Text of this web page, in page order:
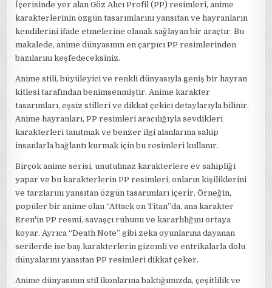
İçerisinde yer alan Göz Alıcı Profil (PP) resimleri, anime
karakterlerinin özgün tasarımlarını yansıtan ve hayranların
kendilerini ifade etmelerine olanak sağlayan bir araçtır. Bu
makalede, anime dünyasının en çarpıcı PP resimlerinden
bazılarını keşfedeceksiniz.
Anime stili, büyüleyici ve renkli dünyasıyla geniş bir hayran
kitlesi tarafından benimsenmiştir. Anime karakter
tasarımları, eşsiz stilleri ve dikkat çekici detaylarıyla bilinir.
Anime hayranları, PP resimleri aracılığıyla sevdikleri
karakterleri tanıtmak ve benzer ilgi alanlarına sahip
insanlarla bağlantı kurmak için bu resimleri kullanır.
Birçok anime serisi, unutulmaz karakterlere ev sahipliği
yapar ve bu karakterlerin PP resimleri, onların kişiliklerini
ve tarzlarını yansıtan özgün tasarımları içerir. Örneğin,
popüler bir anime olan “Attack on Titan”da, ana karakter
Eren'in PP resmi, savaşçı ruhunu ve kararlılığını ortaya
koyar. Ayrıca “Death Note” gibi zeka oyunlarına dayanan
serilerde ise baş karakterlerin gizemli ve entrikalarla dolu
dünyalarını yansıtan PP resimleri dikkat çeker.
Anime dünyasının stil ikonlarına baktığımızda, çeşitlilik ve